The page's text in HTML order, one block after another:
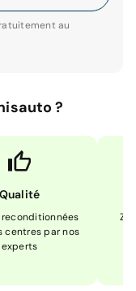
au
?
Qualité
centres par nos
experts